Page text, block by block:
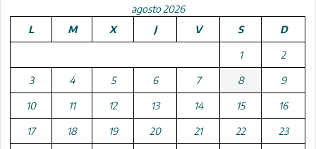
agosto 2026
L
M X J V S D
1 2
3 4 5 6 7 8 9
10 11 12 13 14 15 16
17 18 19 20 21 22 23